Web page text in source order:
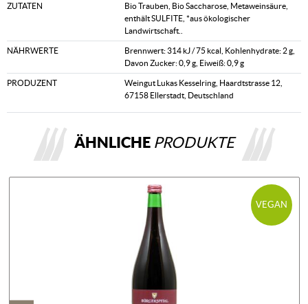
ZUTATEN
Bio Trauben, Bio Saccharose, Metaweinsäure,
enthält SULFITE, *aus ökologischer
Landwirtschaft..
NÄHRWERTE
Brennwert: 314 kJ / 75 kcal, Kohlenhydrate: 2 g,
Davon Zucker: 0,9 g, Eiweiß: 0,9 g
PRODUZENT
Weingut Lukas Kesselring, Haardtstrasse 12,
67158 Ellerstadt, Deutschland
ÄHNLICHE PRODUKTE
VEGAN